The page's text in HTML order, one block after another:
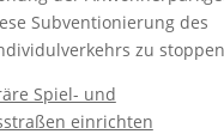
Subventionierung des
zu
Spiel- und
einrichten